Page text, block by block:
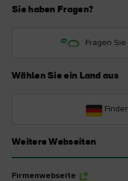
Sie haben Fragen?
Fragen
Wählen Sie ein Land aus
Weitere Webseiten
Firmenwebseite